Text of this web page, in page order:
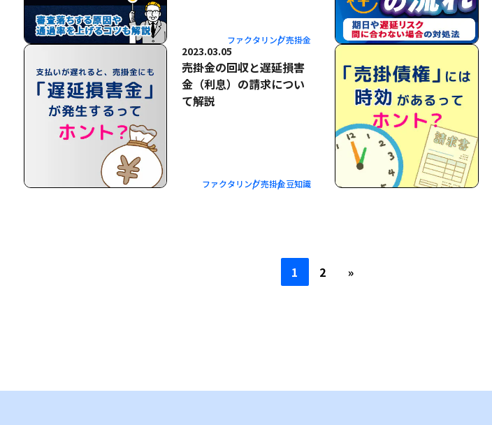
ファクタリング売掛金
2023.03.05
売掛金の回収と遅延損害
金（利息）の請求につい
て解説
ファクタリング売掛金豆知識
1 2 »